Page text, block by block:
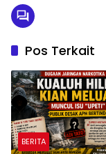
Pos Terkait
BERITA